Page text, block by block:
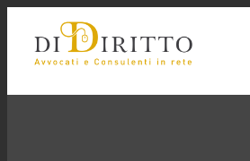
contenuto